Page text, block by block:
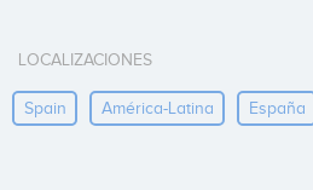
LOCALIZACIONES
Spain América-Latina España